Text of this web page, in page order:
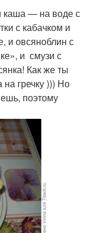
каша — на воде с
с кабачком и
и овсяноблин с
и смузи с
Как же ты
гречку ))) Но
поэтому